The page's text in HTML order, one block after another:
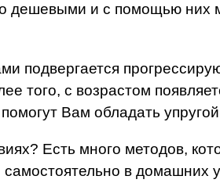
дешевыми и с помощью них
подвергается
того, с возрастом
Вам обладать
Есть много методов,
в